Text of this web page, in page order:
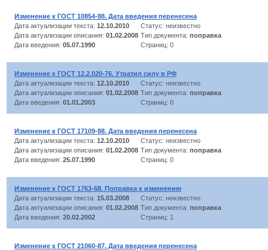
Изменение к ГОСТ 10854-88. Дата введения перенесена
Дата актуализации текста: 12.10.2010
Статус: неизвестно
Дата актуализации описания: 01.02.2008 Тип документа: поправка
Дата введения: 05.07.1990 Страниц: 0
Изменение к ГОСТ 12.2.020-76. Утратил силу в РФ
Дата актуализации текста: 12.10.2010
Статус: неизвестно
Дата актуализации описания: 01.02.2008 Тип документа: поправка
Дата введения: 01.01.2003 Страниц: 0
Изменение к ГОСТ 17109-88. Дата введения перенесена
Дата актуализации текста: 12.10.2010
Статус: неизвестно
Дата актуализации описания: 01.02.2008 Тип документа: поправка
Дата введения: 25.07.1990 Страниц: 0
Изменение к ГОСТ 1763-68. Поправка к изменению
Дата актуализации текста: 15.03.2008
Статус: неизвестно
Дата актуализации описания: 01.02.2008 Тип документа: поправка
Дата введения: 20.02.2002 Страниц: 1
Изменение к ГОСТ 21060-87. Дата введения перенесена